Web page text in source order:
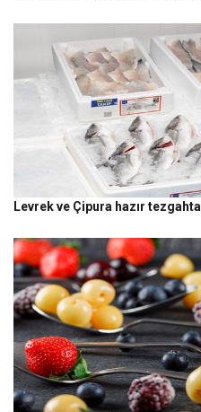
Levrek ve Çipura hazır tezgahta